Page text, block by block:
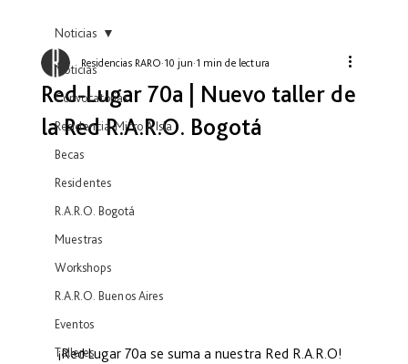
Noticias
Convocatorias
Residencia-Micro A Isla
Becas
Residentes
R.A.R.O. Bogotá
Muestras
Workshops
R.A.R.O. Buenos Aires
Eventos
Talleres
Noticias
Red-Lugar 70a | Nuevo taller de
la Red R.A.R.O. Bogotá
Residencias RARO 10 jun 1 min de lectura
¡Red·Lugar 70a se suma a nuestra Red R.A.R.O!